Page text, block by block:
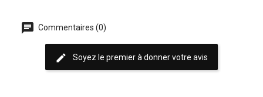
chat Commentaires (0)
edit Soyez le premier à donner votre avis